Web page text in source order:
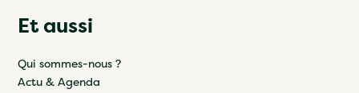
Et aussi
Qui sommes-nous ?
Actu & Agenda